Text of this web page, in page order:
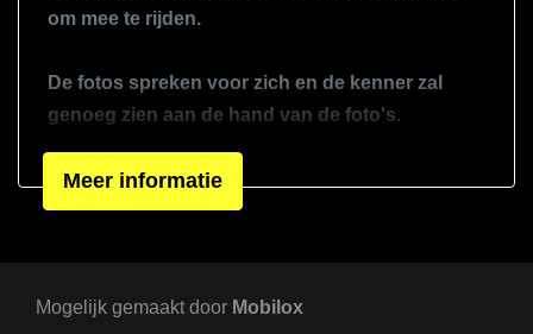
Stuur leder
Stuurbekrachtiging
Zwarte hemelbekleding
Achterruitwisser
om mee te rijden.
De fotos spreken voor zich en de kenner zal
genoeg zien aan de hand van de foto's.
Dit betreft de S line uitvoering en extras zijn
onder andere, open dak incl.zonnepanelen, Audi
adaptieve cruise control, warmtewerende
Meer informatie
Mogelijk gemaakt door Mobilox